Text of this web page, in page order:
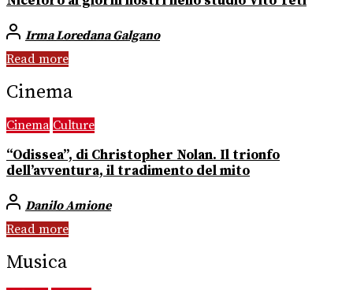
Irma Loredana Galgano
Read more
Cinema
Cinema Culture
“Odissea”, di Christopher Nolan. Il trionfo
dell’avventura, il tradimento del mito
Danilo Amione
Read more
Musica